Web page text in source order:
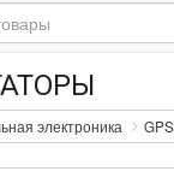
электроника